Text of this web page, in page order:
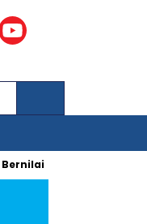
Miliaran